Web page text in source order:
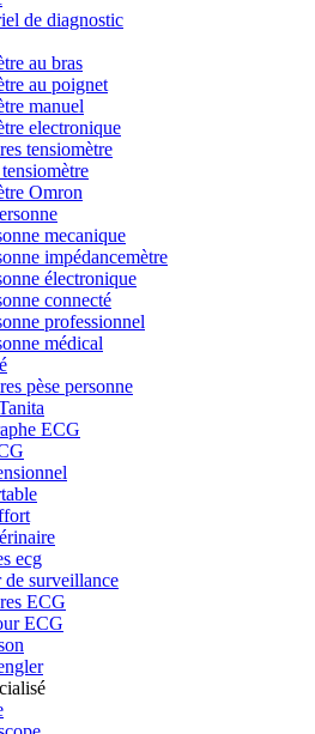
de diagnostic
au bras
au poignet
manuel
electronique
tensiomètre
Omron
mecanique
impédancemètre
électronique
connecté
professionnel
médical
pèse personne
ECG
ecg
surveillance
ECG
ECG